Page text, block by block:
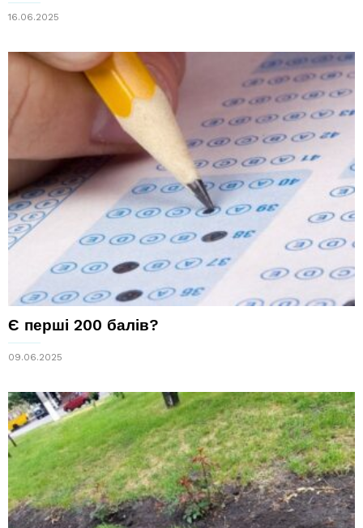
16.06.2025
Є перші 200 балів?
09.06.2025